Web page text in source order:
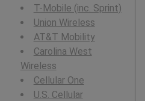
T-Mobile (inc. Sprint)
Union Wireless
AT&T Mobility
Carolina West
Wireless
Cellular One
U.S. Cellular